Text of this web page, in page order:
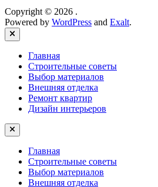
Copyright © 2026 .
Powered by WordPress and Exalt.
Close
Главная
Строительные советы
Выбор материалов
Внешняя отделка
Ремонт квартир
Дизайн интерьеров
Главная
Строительные советы
Выбор материалов
Внешняя отделка